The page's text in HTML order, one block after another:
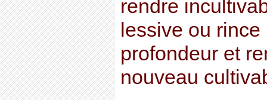
rendre
lessive ou
profondeur et
nouveau